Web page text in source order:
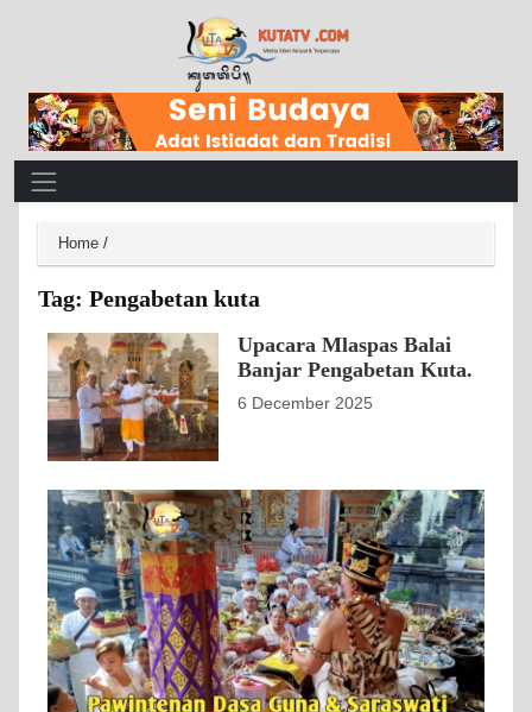
Main Navigation
Home /
Tag: Pengabetan kuta
Upacara Mlaspas Balai
Banjar Pengabetan Kuta.
6 December 2025